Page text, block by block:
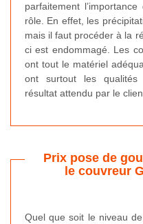
parfaitement
rôle. En effet, les
mais il faut procéder à la
ci est endommagé. Les
ont tout le matériel
ont surtout les qualités
résultat attendu par le
Prix pose de
le couvreur
Quel que soit le niveau